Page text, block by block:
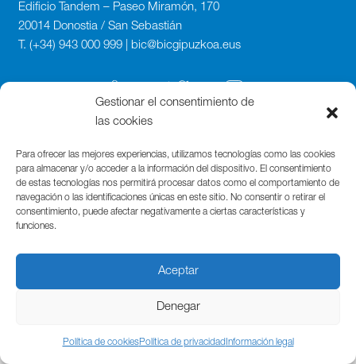
Gestionar el consentimiento de
las cookies
Para ofrecer las mejores experiencias, utilizamos tecnologías como las cookies
para almacenar y/o acceder a la información del dispositivo. El consentimiento
de estas tecnologías nos permitirá procesar datos como el comportamiento de
navegación o las identificaciones únicas en este sitio. No consentir o retirar el
consentimiento, puede afectar negativamente a ciertas características y
funciones.
Aceptar
Denegar
Política de cookiesPolítica de privacidad Información legal
Edificio Tandem – Paseo Miramón, 170
20014 Donostia / San Sebastián
T. (+34) 943 000 999 | bic@bicgipuzkoa.eus